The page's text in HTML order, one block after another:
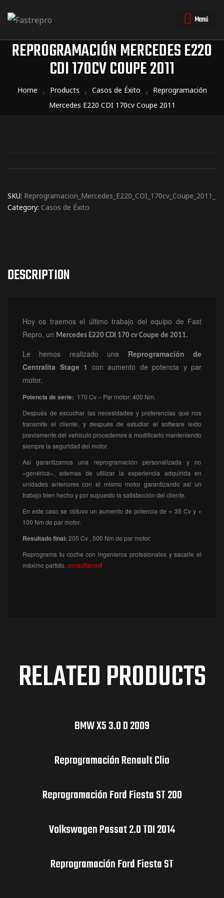
Menú
REPROGRAMACIÓN MERCEDES E220
CDI 170CV COUPE 2011
Home Products Casos de Éxito
Reprogramación
Mercedes E220 CDI 170cv Coupe 2011
SKU: Reprogramacion_Mercedes_E220_CDI_170cv_Coupe_2011_
Category: Casos de Éxito
DESCRIPTION
Hoy os traemos el último trabajo del equipo de Fast
Repro, un Mercedes E220 CDI 170 cv Coupe de 2011.
Le hemos realizado una Reprogramaciónde
Centralita Stage 1 con aumento de potencia y par
motor.
Potencia de serie: 170 Cv – Par motor: 400 Nm.
Después de escuchar las necesidades y preferencias que nos
transmite el cliente, y después de estudiar el software leído
previamente del vehículo procedemos a modificarlo manteniendo
siempre la seguridad del motor.
Así garantizamos una reprogramación personalizada y no
«genérica», ademas de utilizar la experiencia adquirida en
unidades anteriores con el mismo motor garantizando así un
trabajo bien hecho y por supuesto la satisfacción del cliente.
En este caso se obtuvo un aumento de potencia de + 35 Cv y +
100 Nm de par motor.
Resultado final: 205 Cv , 500 Nm de par motor.
Reprograma tu coche con ingenieros profesionales y sacarle el
máximo partido, consúltanos!
RELATED PRODUCTS
BMW X5 3.0 D 2009
Reprogramación Renault Clio
Reprogramación Ford Fiesta ST 200
Volkswagen Passat 2.0 TDI 2014
Reprogramación Ford Fiesta ST